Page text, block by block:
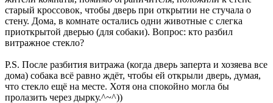
старый кроссовок, чтобы дверь при открытии не стучала о
стену. Дома, в комнате остались одни животные с слегка
приоткрытой дверью (для собаки). Вопрос: кто разбил
витражное стекло?
P.S. После разбития витража (когда дверь заперта и хозяева все
дома) собака всё равно ждёт, чтобы ей открыли дверь, думая,
что стекло ещё на месте. Хотя она спокойно могла бы
пролазить через дырку.^~^))